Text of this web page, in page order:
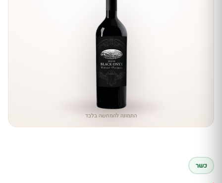
התמונה להמחשה בלבד
כשר